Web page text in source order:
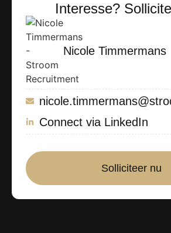
Interesse?
Nicole Timmermans
Connect via LinkedIn
Solliciteer nu